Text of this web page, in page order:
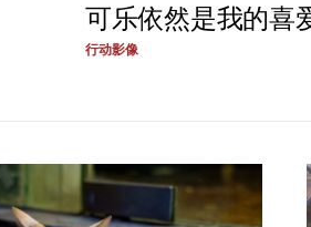
可乐依然是我的喜
行动影像